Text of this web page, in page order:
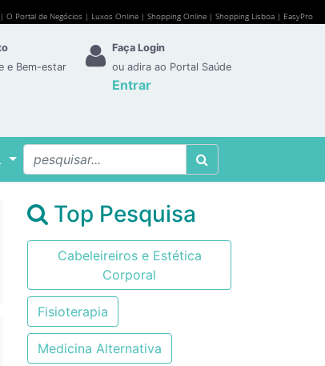
| O Portal de Negócios | Luxos Online | Shopping Online | Shopping Lisboa | EasyPro
e Bem-estar
Faça Login
ou adira ao Portal Saúde
Entrar
Top Pesquisa
Cabeleireiros e Estética
Corporal
Fisioterapia
Medicina Alternativa